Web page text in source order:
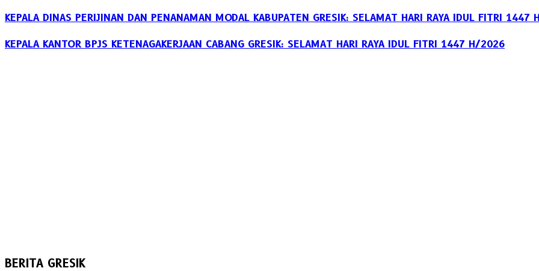
KEPALA DINAS PERIJINAN DAN PENANAMAN MODAL KABUPATEN GRESIK: SELAMAT HARI RAYA IDUL FITRI 1447
KEPALA KANTOR BPJS KETENAGAKERJAAN CABANG GRESIK: SELAMAT HARI RAYA IDUL FITRI 1447 H/2026
BERITA GRESIK